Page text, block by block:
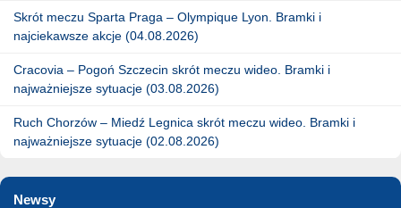
Skrót meczu Sparta Praga – Olympique Lyon. Bramki i
najciekawsze akcje (04.08.2026)
Cracovia – Pogoń Szczecin skrót meczu wideo. Bramki i
najważniejsze sytuacje (03.08.2026)
Ruch Chorzów – Miedź Legnica skrót meczu wideo. Bramki i
najważniejsze sytuacje (02.08.2026)
Newsy